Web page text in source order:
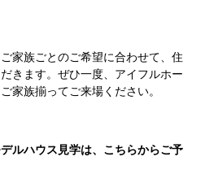
家族ごとのご希望に合わせて、住
きます。ぜひ一度、アイフルホー
家族揃ってご来場ください。
ルハウス見学は、こちらからご予